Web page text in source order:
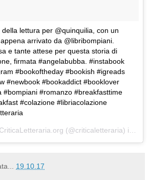
lettura per @quinquilia, con un
arrivato da @libribompiani.
e tante attese per questa storia di
firmata #angelabubba. #instabook
#bookoftheday #bookish #igreads
#newbook #bookaddict #booklover
#bompiani #romanzo #breakfasttime
#colazione #libriacolazione
19.10.17